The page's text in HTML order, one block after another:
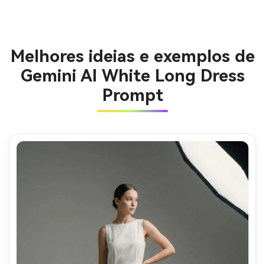
Melhores ideias e exemplos de
Gemini AI White Long Dress
Prompt